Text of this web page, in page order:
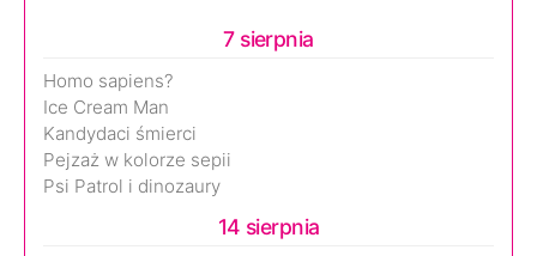
7 sierpnia
Homo sapiens?
Ice Cream Man
Kandydaci śmierci
Pejzaż w kolorze sepii
Psi Patrol i dinozaury
14 sierpnia